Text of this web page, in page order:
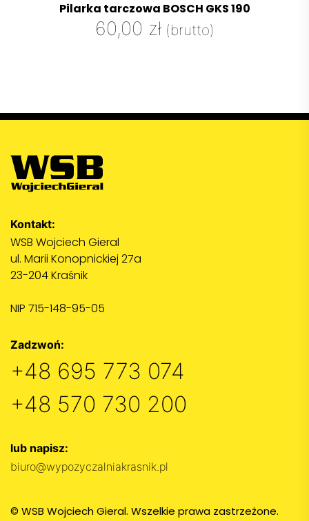
Pilarka tarczowa BOSCH GKS 190
60,00 zł (brutto)
Kontakt:
WSB Wojciech Gieral
ul. Marii Konopnickiej 27a
23-204 Kraśnik
NIP 715-148-95-05
Zadzwoń:
+48 695 773 074
+48 570 730 200
lub napisz:
biuro@wypozyczalniakrasnik.pl
© WSB Wojciech Gieral. Wszelkie prawa zastrzeżone.